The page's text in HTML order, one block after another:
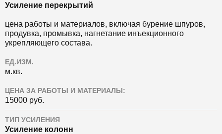
Усиление перекрытий
цена работы и материалов, включая бурение шпуров,
продувка, промывка, нагнетание инъекционного
укрепляющего состава.
ЕД.ИЗМ.
м.кв.
ЦЕНА ЗА РАБОТЫ И МАТЕРИАЛЫ:
15000 руб.
ТИП УСИЛЕНИЯ
Усиление колонн